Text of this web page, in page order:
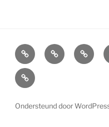
Arbeidsvoorwaarden
Carré
Onze
Carré
Overzicht
Ondersteund door